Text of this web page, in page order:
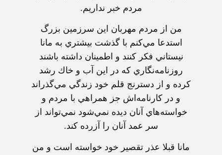
مردم‌ خبر نداريم‌.
من‌ از مردم‌ مهربان‌ اين‌ سرزمين‌ بزرگ‌
استدعا مي‌كنم‌ با گذشت‌ بيشتري‌ به‌ مانا
نيستاني‌ فكر كنند و اطمينان‌ داشته‌ باشند
روزنامه‌نگاري‌ كه‌ در اين‌ آب‌ و خاك‌ رشد
كرده‌ و از دسترنج‌ قلم‌ خود زندگي‌ مي‌گذراند
و در كارنامه‌اش‌ جز همراهي‌ با مردم‌ و
خواسته‌هاي‌ آنان‌ ديده‌ نمي‌شود نمي‌تواند از
سر عمد آنان‌ را آزرده‌ كند.
مانا قبلا عذر تقصير خود خواسته‌ است‌ و من‌